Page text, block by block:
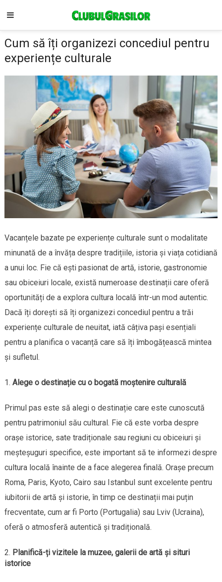
Cum să îți organizezi concediul pentru
experiențe culturale
Vacanțele bazate pe experiențe culturale sunt o modalitate
minunată de a învăța despre tradițiile, istoria și viața cotidiană
a unui loc. Fie că ești pasionat de artă, istorie, gastronomie
sau obiceiuri locale, există numeroase destinații care oferă
oportunități de a explora cultura locală într-un mod autentic.
Dacă îți dorești să îți organizezi concediul pentru a trăi
experiențe culturale de neuitat, iată câțiva pași esențiali
pentru a planifica o vacanță care să îți îmbogățească mintea
și sufletul.
Alege o destinație cu o bogată moștenire culturală
Primul pas este să alegi o destinație care este cunoscută
pentru patrimoniul său cultural. Fie că este vorba despre
orașe istorice, sate tradiționale sau regiuni cu obiceiuri și
meșteșuguri specifice, este important să te informezi despre
cultura locală înainte de a face alegerea finală. Orașe precum
Roma, Paris, Kyoto, Cairo sau Istanbul sunt excelente pentru
iubitorii de artă și istorie, în timp ce destinații mai puțin
frecventate, cum ar fi Porto (Portugalia) sau Lviv (Ucraina),
oferă o atmosferă autentică și tradițională.
Planifică-ți vizitele la muzee, galerii de artă și situri
istorice